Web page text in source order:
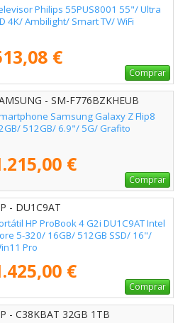
Philips 55PUS8001 55"/ Ultra
4K/ Ambilight/ Smart TV/ WiFi
€
Comprar
- SM-F776BZKHEUB
Samsung Galaxy Z Flip8
512GB/ 6.9"/ 5G/ Grafito
€
Comprar
- DU1C9AT
HP ProBook 4 G2i DU1C9AT Intel
5-320/ 16GB/ 512GB SSD/ 16"/
Pro
€
Comprar
- C38KBAT 32GB 1TB